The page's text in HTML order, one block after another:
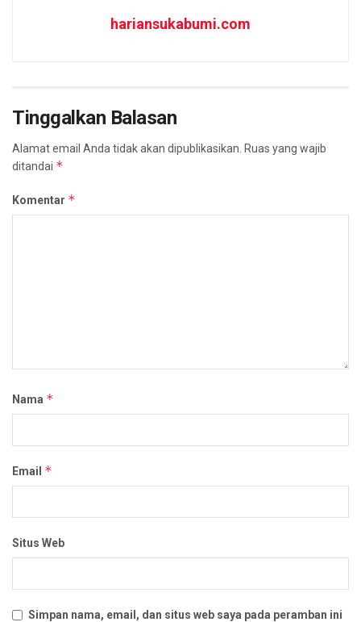
hariansukabumi.com
Tinggalkan Balasan
Alamat email Anda tidak akan dipublikasikan. Ruas yang wajib
ditandai *
Komentar *
Nama *
Email *
Situs Web
Simpan nama, email, dan situs web saya pada peramban ini